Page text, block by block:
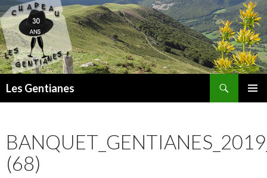
Les Gentianes
(68)